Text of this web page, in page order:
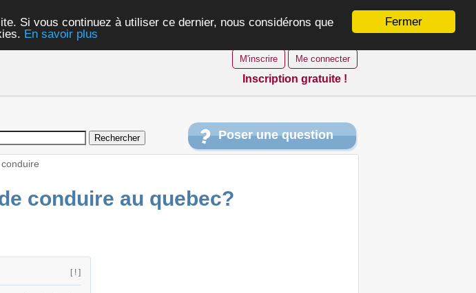
Fermer
Si vous continuez à utiliser ce dernier, nous considérons que
En savoir plus
M'inscrire Me connecter
Inscription gratuite !
Poser une question
conduire au quebec?
[ ! ]